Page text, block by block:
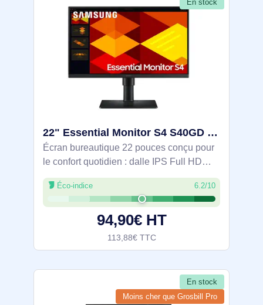
En stock
22" Essential Monitor S4 S40GD Full HD Monitor - LS22D400GAUXEN
Écran bureautique 22 pouces conçu pour
le confort quotidien : dalle IPS Full HD
1920 x 1080, 100 Hz et 5 ms pour une
image fluide. Connectique HDMI 1.4 et
DisplayPort 1.2, hub USB 2.0 (2xA). Pied
Éco-indice 6.2/10
94,90€ HT
113,88€ TTC
En stock
Moins cher que Grosbill Pro